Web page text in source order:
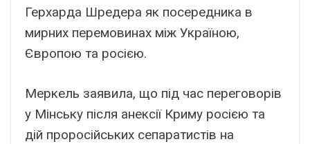
Герхарда Шредера як посередника в
мирних перемовинах між Україною,
Європою та росією.
Меркель заявила, що під час переговорів
у Мінську після анексії Криму росією та
дій проросійських сепаратистів на